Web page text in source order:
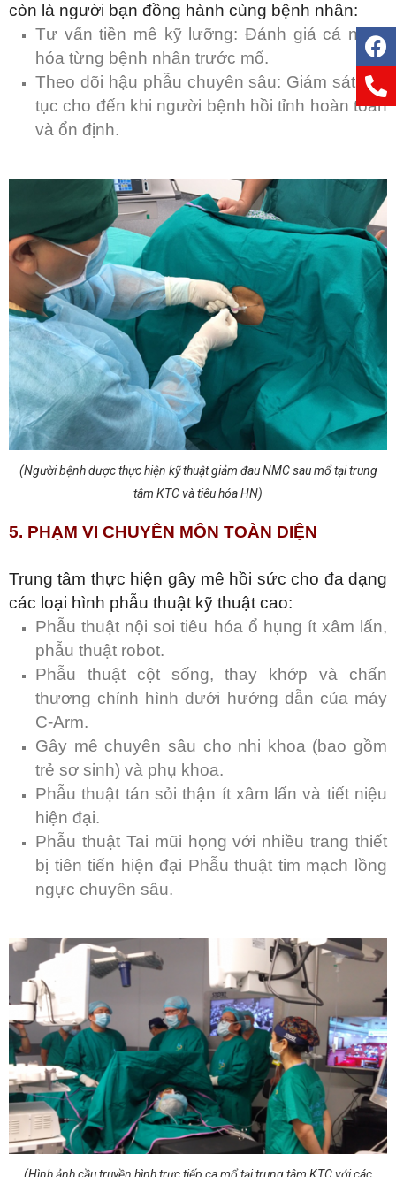
còn là người bạn đồng hành cùng bệnh nhân:
Tư vấn tiền mê kỹ lưỡng: Đánh giá cá nhân
hóa từng bệnh nhân trước mổ.
Theo dõi hậu phẫu chuyên sâu: Giám sát liên
tục cho đến khi người bệnh hồi tỉnh hoàn toàn
và ổn định.
(Người bệnh dược thực hiện kỹ thuật giảm đau NMC sau mổ tại trung
tâm KTC và tiêu hóa HN)
5. PHẠM VI CHUYÊN MÔN TOÀN DIỆN
Trung tâm thực hiện gây mê hồi sức cho đa dạng
các loại hình phẫu thuật kỹ thuật cao:
Phẫu thuật nội soi tiêu hóa ổ hụng ít xâm lấn,
phẫu thuật robot.
Phẫu thuật cột sống, thay khớp và chấn
thương chỉnh hình dưới hướng dẫn của máy
C-Arm.
Gây mê chuyên sâu cho nhi khoa (bao gồm
trẻ sơ sinh) và phụ khoa.
Phẫu thuật tán sỏi thận ít xâm lấn và tiết niệu
hiện đại.
Phẫu thuật Tai mũi họng với nhiều trang thiết
bị tiên tiến hiện đại Phẫu thuật tim mạch lồng
ngực chuyên sâu.